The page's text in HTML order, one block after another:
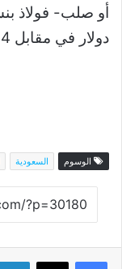
دولار في مقابل 41.904 مليون دولار.
الوسوم السعودية
فيسبوك‫X